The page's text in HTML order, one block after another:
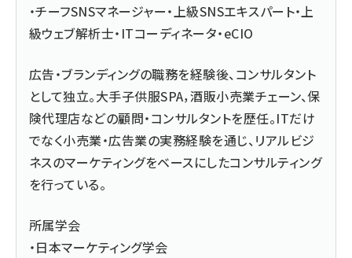
・チーフSNSマネージャー・上級SNSエキスパート・上
級ウェブ解析士・ITコーディネータ・eCIO
広告・ブランディングの職務を経験後、コンサルタント
として独立。大手子供服SPA，酒販小売業チェーン、保
険代理店などの顧問・コンサルタントを歴任。ITだけ
でなく小売業・広告業の実務経験を通じ、リアルビジ
ネスのマーケティングをベースにしたコンサルティング
を行っている。
所属学会
・日本マーケティング学会